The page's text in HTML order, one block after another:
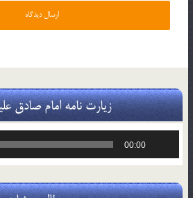
زیارت نامه امام صادق
00:00